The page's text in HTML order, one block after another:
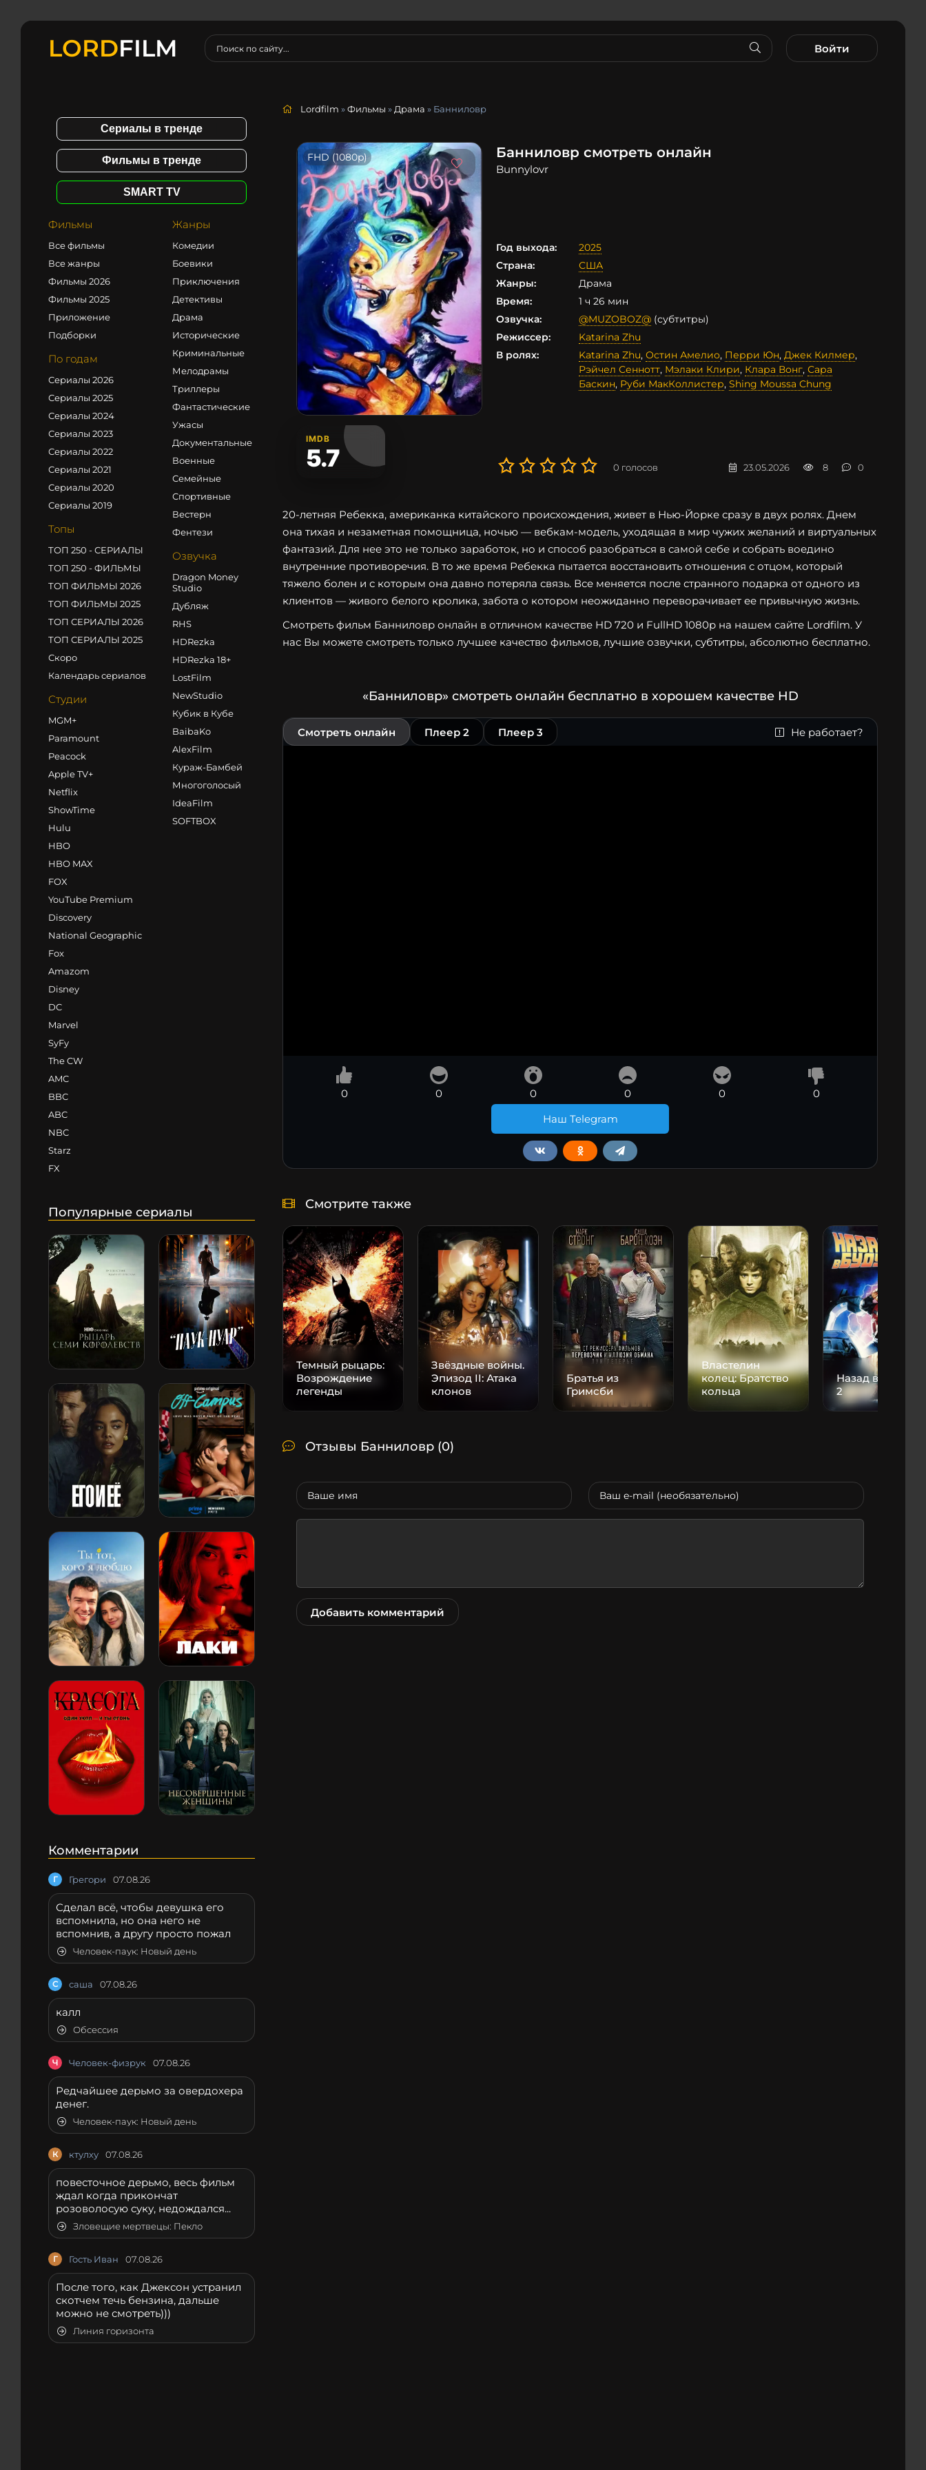
LORDFILM Войти
Сериалы в тренде
Фильмы в тренде
SMART TV
Фильмы
Все фильмы
Все жанры
Фильмы 2026
Фильмы 2025
Приложение
Подборки
По годам
Сериалы 2026
Сериалы 2025
Сериалы 2024
Сериалы 2023
Сериалы 2022
Сериалы 2021
Сериалы 2020
Сериалы 2019
Топы
ТОП 250 - СЕРИАЛЫ
ТОП 250 - ФИЛЬМЫ
ТОП ФИЛЬМЫ 2026
ТОП ФИЛЬМЫ 2025
ТОП СЕРИАЛЫ 2026
ТОП СЕРИАЛЫ 2025
Скоро
Календарь сериалов
Студии
MGM+
Paramount
Peacock
Apple TV+
Netflix
ShowTime
Hulu
HBO
HBO MAX
FOX
YouTube Premium
Discovery
National Geographic
Fox
Amazom
Disney
DC
Marvel
SyFy
The CW
AMC
BBC
ABC
NBC
Starz
FX
Жанры
Комедии
Боевики
Приключения
Детективы
Драма
Исторические
Криминальные
Мелодрамы
Триллеры
Фантастические
Ужасы
Документальные
Военные
Семейные
Спортивные
Вестерн
Фентези
Озвучка
Dragon Money
Studio
Дубляж
RHS
HDRezka
HDRezka 18+
LostFilm
NewStudio
Кубик в Кубе
BaibaKo
AlexFilm
Кураж-Бамбей
Многоголосый
IdeaFilm
SOFTBOX
Популярные сериалы
Комментарии
Г Грегори 07.08.26
Сделал всё, чтобы девушка его
вспомнила, но она него не
вспомнив, а другу просто пожал
Человек-паук: Новый день
С саша 07.08.26
калл
Обсессия
Ч Человек-физрук 07.08.26
Редчайшее дерьмо за овердохера
денег.
Человек-паук: Новый день
К ктулху 07.08.26
повесточное дерьмо, весь фильм
ждал когда прикончат
розоволосую суку, недождался...
Зловещие мертвецы: Пекло
Г Гость Иван 07.08.26
После того, как Джексон устранил
скотчем течь бензина, дальше
можно не смотреть)))
Линия горизонта
Lordfilm »Фильмы » Драма » Банниловр
FHD (1080p)
IMDB
5.7
Банниловр смотреть онлайн
Bunnylovr
Год выхода:
2025
Страна:
США
Жанры:
Драма
Время:
1 ч 26 мин
Озвучка:
@MUZOBOZ@ (субтитры)
Режиссер:
Katarina Zhu
В ролях:
Katarina Zhu, Остин Амелио, Перри Юн, Джек Килмер,
Рэйчел Сеннотт, Мэлаки Клири, Клара Вонг, Сара
Баскин, Руби МакКоллистер, Shing Moussa Chung
0 голосов 23.05.2026 8 0
20-летняя Ребекка, американка китайского происхождения, живет в Нью-Йорке сразу в двух ролях. Днем
она тихая и незаметная помощница, ночью — вебкам-модель, уходящая в мир чужих желаний и виртуальных
фантазий. Для нее это не только заработок, но и способ разобраться в самой себе и собрать воедино
внутренние противоречия. В то же время Ребекка пытается восстановить отношения с отцом, который
тяжело болен и с которым она давно потеряла связь. Все меняется после странного подарка от одного из
клиентов — живого белого кролика, забота о котором неожиданно переворачивает ее привычную жизнь.
Смотреть фильм Банниловр онлайн в отличном качестве HD 720 и FullHD 1080p на нашем сайте Lordfilm. У
нас Вы можете смотреть только лучшее качество фильмов, лучшие озвучки, субтитры, абсолютно бесплатно.
«Банниловр» смотреть онлайн бесплатно в хорошем качестве HD
Смотреть онлайн Плеер 2 Плеер 3 Не работает?
0 0 0 0 0
0
Наш Telegram
Смотрите также
Темный рыцарь:
Возрождение
легенды
Звёздные войны.
Эпизод II: Атака
клонов
Братья из
Гримсби
Властелин
колец: Братство
кольца
Назад в
2
Отзывы Банниловр (0)
Добавить комментарий